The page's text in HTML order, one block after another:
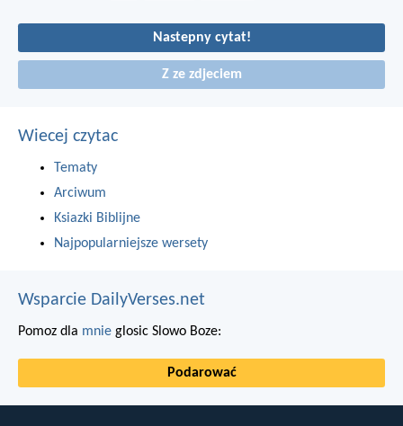
Nastepny cytat!
Z ze zdjeciem
Wiecej czytac
Tematy
Arciwum
Ksiazki Biblijne
Najpopularniejsze wersety
Wsparcie DailyVerses.net
Pomoz dla mnie glosic Slowo Boze:
Podarować